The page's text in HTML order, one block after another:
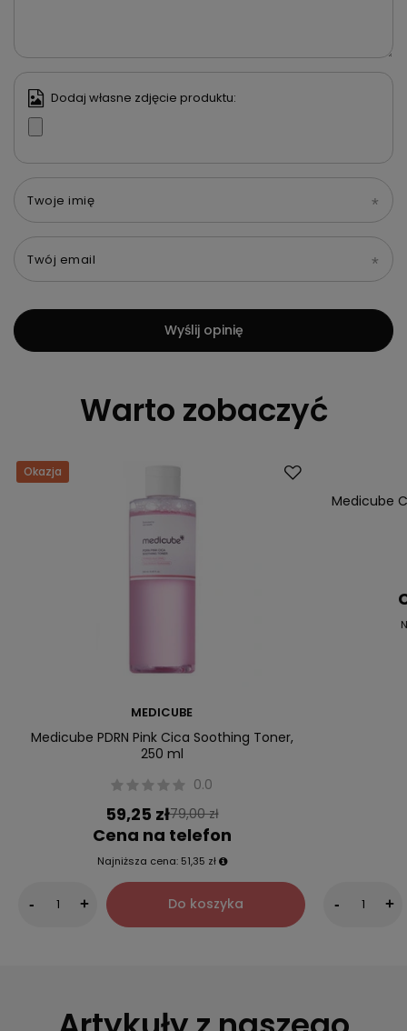
Dodaj własne zdjęcie produktu:
Twoje imię
Twój email
Wyślij opinię
Warto zobaczyć
Okazja
MEDICUBE
Medicube PDRN Pink Cica Soothing Toner,
250 ml
0.0
59,25 zł79,00 zł
Cena na telefon
Najniższa cena: 51,35 zł
- + Do koszyka
Medicube
- +